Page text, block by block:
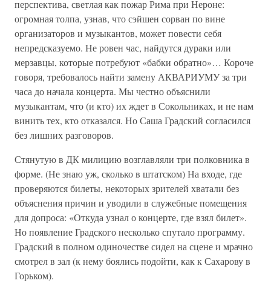
перспектива, светлая как пожар Рима при Нероне:
огромная толпа, узнав, что сэйшен сорван по вине
организаторов и музыкантов, может повести себя
непредсказуемо. Не ровен час, найдутся дураки или
мерзавцы, которые потребуют «бабки обратно»… Короче
говоря, требовалось найти замену АКВАРИУМУ за три
часа до начала концерта. Мы честно объяснили
музыкантам, что (и кто) их ждет в Сокольниках, и не нам
винить тех, кто отказался. Но Саша Градский согласился
без лишних разговоров.
Стянутую в ДК милицию возглавляли три полковника в
форме. (Не знаю уж, сколько в штатском) На входе, где
проверяются билеты, некоторых зрителей хватали без
объяснения причин и уводили в служебные помещения
для допроса: «Откуда узнал о концерте, где взял билет».
Но появление Градского несколько спутало программу.
Градский в полном одиночестве сидел на сцене и мрачно
смотрел в зал (к нему боялись подойти, как к Сахарову в
Горьком).